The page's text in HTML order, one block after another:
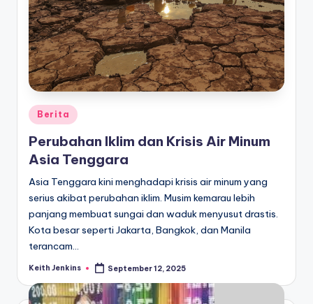
Posted
in
Berita
Perubahan Iklim dan Krisis Air Minum
Asia Tenggara
Asia Tenggara kini menghadapi krisis air minum yang
serius akibat perubahan iklim. Musim kemarau lebih
panjang membuat sungai dan waduk menyusut drastis.
Kota besar seperti Jakarta, Bangkok, dan Manila
terancam…
Posted
Keith Jenkins September 12, 2025